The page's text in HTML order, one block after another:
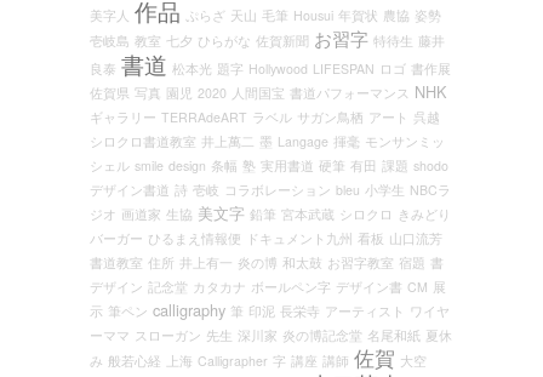
美字人 作品 ぷらざ 天山 毛筆 Housui 年賀状 農協 姿勢
壱岐島 教室 七夕 ひらがな 佐賀新聞 お習字 特待生
藤井
良泰 書道 松本光 題字 Hollywood LIFESPAN ロゴ 書作展
佐賀県 写真 園児 2020 人間国宝 書道パフォーマンス NHK
ギャラリー TERRAdeART ラベル サガン鳥栖 アート 呉越
シロクロ書道教室 井上萬二 墨 Langage 揮毫 モンサンミッ
シェル smile design 条幅 塾 実用書道 硬筆 有田 課題 shodo
デザイン書道 詩 壱岐 コラボレーション bleu 小学生
NBCラ
ジオ 画道家 生協 美文字 鉛筆 宮本武蔵 シロクロ きみどり
バーガー ひるまえ情報便 ドキュメント九州 看板 山口流芳
書道教室 住所 井上有一 炎の博 和太鼓 お習字教室 宿題 書
デザイン 記念堂 カタカナ ボールペン字 デザイン書 CM 展
示 筆ペン calligraphy 筆 印泥 長栄寺 アーティスト ワイヤ
ーママ スローガン 先生 深川家 炎の博記念堂 名尾和紙 夏休
み 般若心経 上海 Calligrapher 字 講座 講師 佐賀 大空